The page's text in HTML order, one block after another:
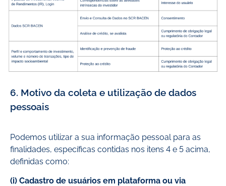
6. Motivo da coleta e utilização de dados
pessoais
Podemos utilizar a sua informação pessoal para as
finalidades, específicas contidas nos itens 4 e 5 acima,
definidas como:
(i) Cadastro de usuários em plataforma ou via